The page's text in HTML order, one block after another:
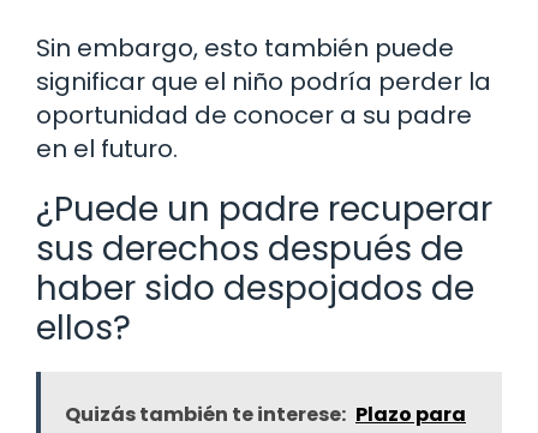
Sin embargo, esto también puede
significar que el niño podría perder la
oportunidad de conocer a su padre
en el futuro.
¿Puede un padre recuperar
sus derechos después de
haber sido despojados de
ellos?
Quizás también te interese: Plazo para